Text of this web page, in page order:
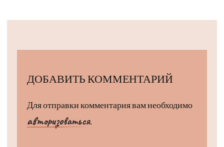
ДОБАВИТЬ КОММЕНТАРИЙ
Для отправки комментария вам необходимо
авторизоваться.